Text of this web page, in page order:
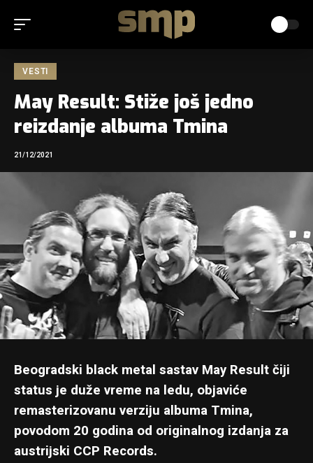
VESTI
May Result: Stiže još jedno
reizdanje albuma Tmina
21/12/2021
Beogradski black metal sastav May Result čiji
status je duže vreme na ledu, objaviće
remasterizovanu verziju albuma Tmina,
povodom 20 godina od originalnog izdanja za
austrijski CCP Records.